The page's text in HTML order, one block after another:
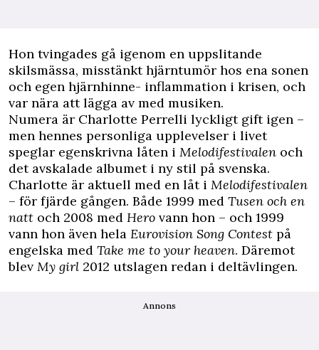
Hon tvingades gå igenom en uppslitande
skilsmässa, misstänkt hjärntumör hos ena sonen
och egen hjärnhinne- inflammation i krisen, och
var nära att lägga av med musiken.
Numera är Charlotte Perrelli lyckligt gift igen –
men hennes personliga upplevelser i livet
speglar egenskrivna låten i Melodifestivalen och
det avskalade albumet i ny stil på svenska.
Charlotte är aktuell med en låt i Melodifestivalen
– för fjärde gången. Både 1999 med Tusen och en
natt och 2008 med Hero vann hon – och 1999
vann hon även hela Eurovision Song Contest på
engelska med Take me to your heaven. Däremot
blev My girl 2012 utslagen redan i deltävlingen.
Annons